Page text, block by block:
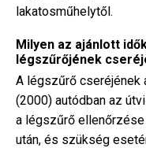
lakatosműhelytől.
Milyen az ajánlott
légszűrőjének
A légszűrő cseréjének
(2000) autódban az
a légszűrő
után, és szükség